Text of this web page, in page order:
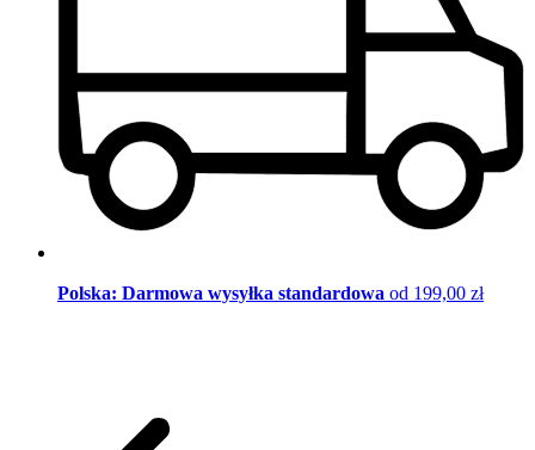
Polska: Darmowa wysyłka standardowa od 199,00 zł